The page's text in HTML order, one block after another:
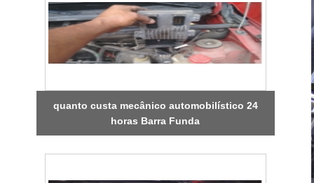
quanto custa mecânico automobilístico 24
horas Barra Funda